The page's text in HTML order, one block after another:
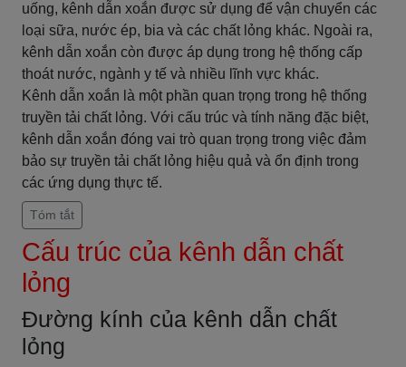
uống, kênh dẫn xoắn được sử dụng để vận chuyển các
loại sữa, nước ép, bia và các chất lỏng khác. Ngoài ra,
kênh dẫn xoắn còn được áp dụng trong hệ thống cấp
thoát nước, ngành y tế và nhiều lĩnh vực khác.
Kênh dẫn xoắn là một phần quan trọng trong hệ thống
truyền tải chất lỏng. Với cấu trúc và tính năng đặc biệt,
kênh dẫn xoắn đóng vai trò quan trọng trong việc đảm
bảo sự truyền tải chất lỏng hiệu quả và ổn định trong
các ứng dụng thực tế.
Tóm tắt
Cấu trúc của kênh dẫn chất
lỏng
Đường kính của kênh dẫn chất
lỏng